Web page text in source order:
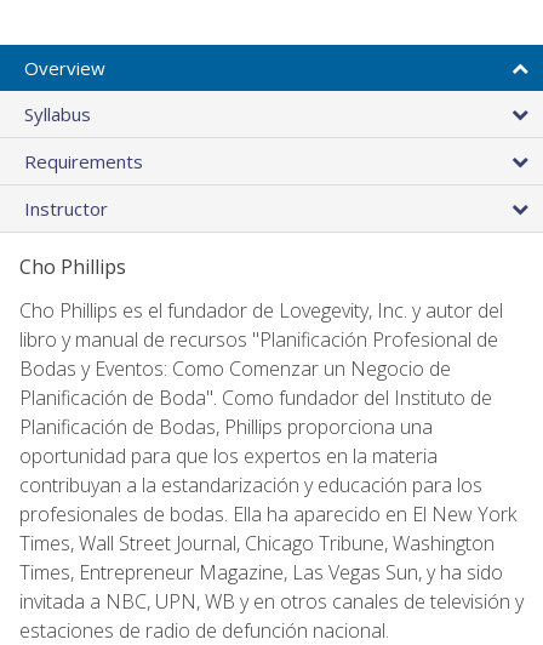
Overview
Syllabus
Requirements
Instructor
Cho Phillips
Cho Phillips es el fundador de Lovegevity, Inc. y autor del
libro y manual de recursos "Planificación Profesional de
Bodas y Eventos: Como Comenzar un Negocio de
Planificación de Boda". Como fundador del Instituto de
Planificación de Bodas, Phillips proporciona una
oportunidad para que los expertos en la materia
contribuyan a la estandarización y educación para los
profesionales de bodas. Ella ha aparecido en El New York
Times, Wall Street Journal, Chicago Tribune, Washington
Times, Entrepreneur Magazine, Las Vegas Sun, y ha sido
invitada a NBC, UPN, WB y en otros canales de televisión y
estaciones de radio de defunción nacional.